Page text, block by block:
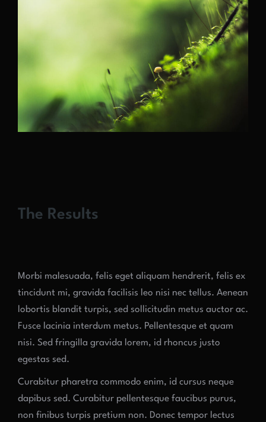
The Results
Morbi malesuada, felis eget aliquam hendrerit, felis ex
tincidunt mi, gravida facilisis leo nisi nec tellus. Aenean
lobortis blandit turpis, sed sollicitudin metus auctor ac.
Fusce lacinia interdum metus. Pellentesque et quam
nisi. Sed fringilla gravida lorem, id rhoncus justo
egestas sed.
Curabitur pharetra commodo enim, id cursus neque
dapibus sed. Curabitur pellentesque faucibus purus,
non finibus turpis pretium non. Donec tempor lectus